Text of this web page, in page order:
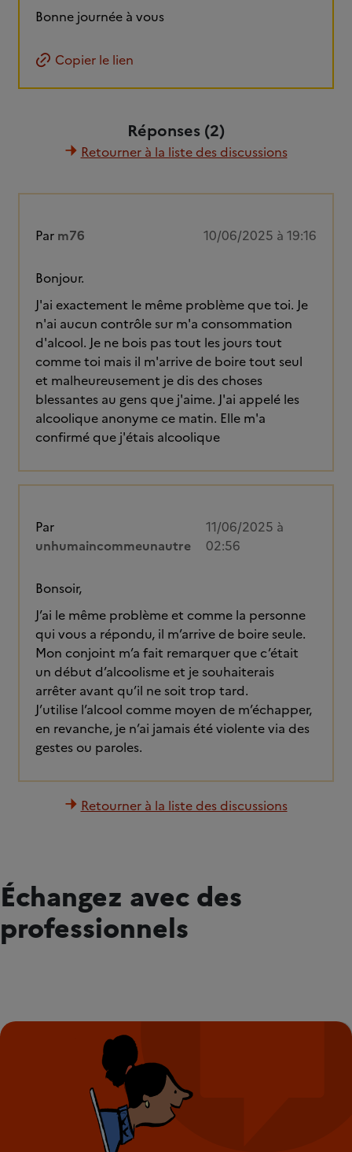
Bonne journée à vous
Copier le lien
Réponses (2)
Retourner à la liste des discussions
Par m76 10/06/2025 à 19:16
Bonjour.
J'ai exactement le même problème que toi. Je
n'ai aucun contrôle sur m'a consommation
d'alcool. Je ne bois pas tout les jours tout
comme toi mais il m'arrive de boire tout seul
et malheureusement je dis des choses
blessantes au gens que j'aime. J'ai appelé les
alcoolique anonyme ce matin. Elle m'a
confirmé que j'étais alcoolique
Par
unhumaincommeunautre
11/06/2025 à
02:56
Bonsoir,
J’ai le même problème et comme la personne
qui vous a répondu, il m’arrive de boire seule.
Mon conjoint m’a fait remarquer que c’était
un début d’alcoolisme et je souhaiterais
arrêter avant qu’il ne soit trop tard.
J’utilise l’alcool comme moyen de m’échapper,
en revanche, je n’ai jamais été violente via des
gestes ou paroles.
Retourner à la liste des discussions
Échangez avec des
professionnels